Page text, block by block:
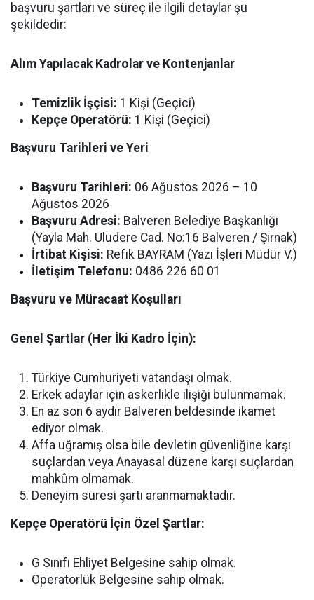
başvuru şartları ve süreç ile ilgili detaylar şu
şekildedir:
Alım Yapılacak Kadrolar ve Kontenjanlar
Temizlik İşçisi: 1 Kişi (Geçici)
Kepçe Operatörü: 1 Kişi (Geçici)
Başvuru Tarihleri ve Yeri
Başvuru Tarihleri: 06 Ağustos 2026 – 10
Ağustos 2026
Başvuru Adresi: Balveren Belediye Başkanlığı
(Yayla Mah. Uludere Cad. No:16 Balveren / Şırnak)
İrtibat Kişisi: Refik BAYRAM (Yazı İşleri Müdür V.)
İletişim Telefonu: 0486 226 60 01
Başvuru ve Müracaat Koşulları
Genel Şartlar (Her İki Kadro İçin):
Türkiye Cumhuriyeti vatandaşı olmak.
Erkek adaylar için askerlikle ilişiği bulunmamak.
En az son 6 aydır Balveren beldesinde ikamet
ediyor olmak.
Affa uğramış olsa bile devletin güvenliğine karşı
suçlardan veya Anayasal düzene karşı suçlardan
mahkûm olmamak.
Deneyim süresi şartı aranmamaktadır.
Kepçe Operatörü İçin Özel Şartlar:
G Sınıfı Ehliyet Belgesine sahip olmak.
Operatörlük Belgesine sahip olmak.